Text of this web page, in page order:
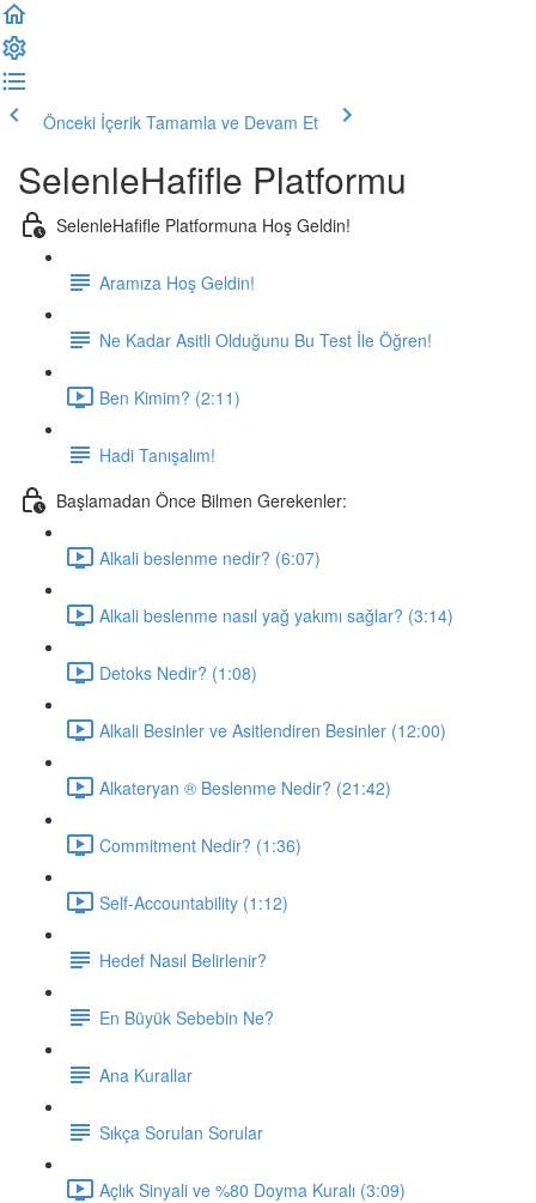
Önceki İçerik Tamamla ve Devam Et
SelenleHafifle Platformu
SelenleHafifle Platformuna Hoş Geldin!
Aramıza Hoş Geldin!
Ne Kadar Asitli Olduğunu Bu Test İle Öğren!
Ben Kimim? (2:11)
Hadi Tanışalım!
Başlamadan Önce Bilmen Gerekenler:
Alkali beslenme nedir? (6:07)
Alkali beslenme nasıl yağ yakımı sağlar? (3:14)
Detoks Nedir? (1:08)
Alkali Besinler ve Asitlendiren Besinler (12:00)
Alkateryan ® Beslenme Nedir? (21:42)
Commitment Nedir? (1:36)
Self-Accountability (1:12)
Hedef Nasıl Belirlenir?
En Büyük Sebebin Ne?
Ana Kurallar
Sıkça Sorulan Sorular
Açlık Sinyali ve %80 Doyma Kuralı (3:09)